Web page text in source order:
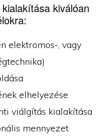
kiválóan
elektromos-, vagy
elhelyezése
viálgítás kialakítása
mennyezet